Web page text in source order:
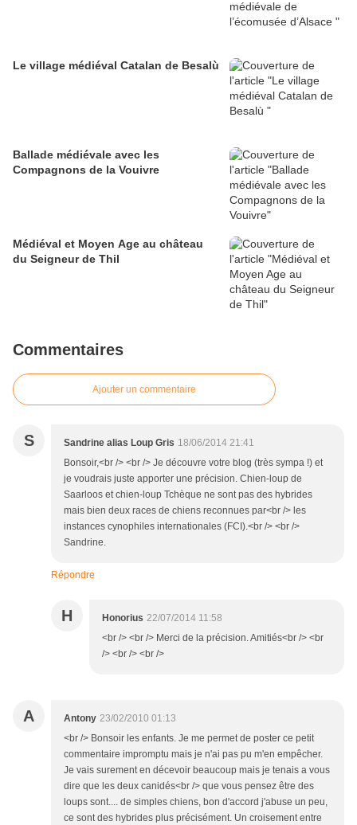
Le village médiéval Catalan de Besalù
Ballade médiévale avec les
Compagnons de la Vouivre
Médiéval et Moyen Age au château
du Seigneur de Thil
Commentaires
Ajouter un commentaire
S Sandrine alias Loup Gris 18/06/2014 21:41
Bonsoir,<br /> <br /> Je découvre votre blog (très sympa !) et
je voudrais juste apporter une précision. Chien-loup de
Saarloos et chien-loup Tchèque ne sont pas des hybrides
mais bien deux races de chiens reconnues par<br /> les
instances cynophiles internationales (FCI).<br /> <br />
Sandrine.
Répondre
H Honorius 22/07/2014 11:58
<br /> <br /> Merci de la précision. Amitiés<br /> <br
/> <br /> <br />
A Antony 23/02/2010 01:13
<br /> Bonsoir les enfants. Je me permet de poster ce petit
commentaire impromptu mais je n'ai pas pu m'en empêcher.
Je vais surement en décevoir beaucoup mais je tenais a vous
dire que les deux canidés<br /> que vous pensez être des
loups sont.... de simples chiens, bon d'accord j'abuse un peu,
ce sont des hybrides plus précisément. Un croisement entre